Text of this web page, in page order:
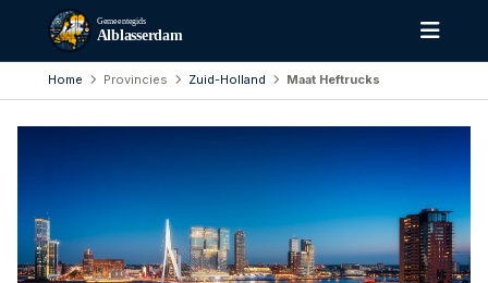
Gemeentegids
Alblasserdam
Home Provincies Zuid-Holland Maat Heftrucks